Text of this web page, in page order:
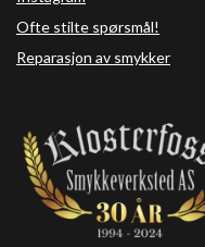
Ofte stilte spørsmål!
Reparasjon av smykker